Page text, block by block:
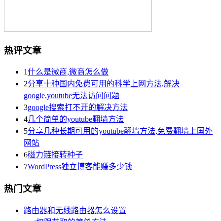
热评文章
1什么是微商,微商怎么做
2分享十种国内免费可用的科学上网方法,解决
google,youtube无法访问问题
3google搜索打不开的解决方法
4几个简单的youtube翻墙方法
5分享几种长期可用的youtube翻墙方法,免费翻墙上国外
网站
6磁力链接转种子
7WordPress独立博客能赚多少钱
热门文章
路由器和无线路由器怎么设置